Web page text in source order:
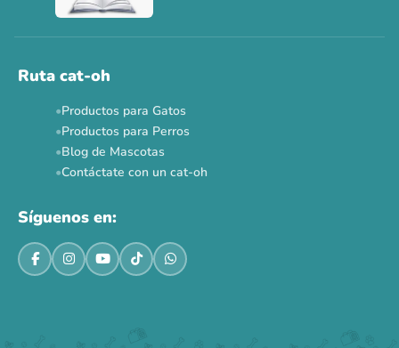
Ruta cat-oh
Productos para Gatos
Productos para Perros
Blog de Mascotas
Contáctate con un cat-oh
Síguenos en: